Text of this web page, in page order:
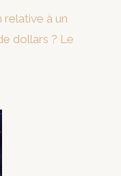
relative à un
dollars ? Le